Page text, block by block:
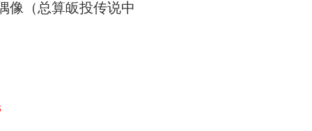
像（总算皈投传说中